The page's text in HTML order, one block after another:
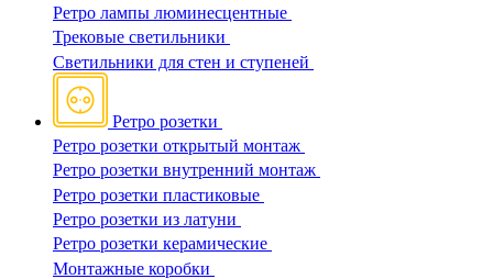
Ретро лампы люминесцентные
Трековые светильники
Светильники для стен и ступеней
Ретро розетки
Ретро розетки открытый монтаж
Ретро розетки внутренний монтаж
Ретро розетки пластиковые
Ретро розетки из латуни
Ретро розетки керамические
Монтажные коробки